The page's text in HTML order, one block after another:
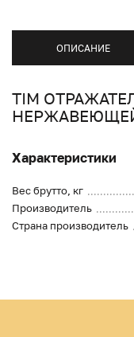
ОПИСАНИЕ
TIM
Характеристики
Вес брутто, кг
Производитель
Страна производитель